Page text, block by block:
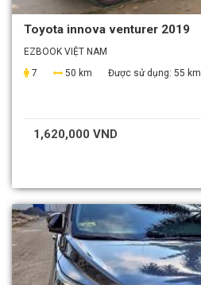
Toyota innova venturer 2019
EZBOOK VIỆT NAM
7
50 km Được sử dụng: 55 km
1,620,000 VND